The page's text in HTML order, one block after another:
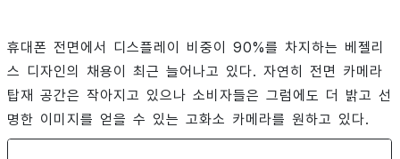
휴대폰 전면에서 디스플레이 비중이 90%를 차지하는 베젤리
스 디자인의 채용이 최근 늘어나고 있다. 자연히 전면 카메라
탑재 공간은 작아지고 있으나 소비자들은 그럼에도 더 밝고 선
명한 이미지를 얻을 수 있는 고화소 카메라를 원하고 있다.